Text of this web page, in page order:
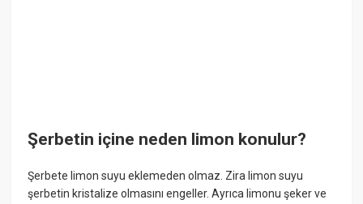
Şerbetin içine neden limon konulur?
Şerbete limon suyu eklemeden olmaz. Zira limon suyu
şerbetin kristalize olmasını engeller. Ayrıca limonu şeker ve